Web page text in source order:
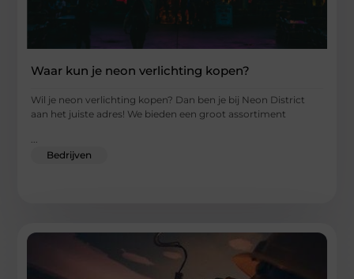
Waar kun je neon verlichting kopen?
Wil je neon verlichting kopen? Dan ben je bij Neon District
aan het juiste adres! We bieden een groot assortiment
...
Bedrijven